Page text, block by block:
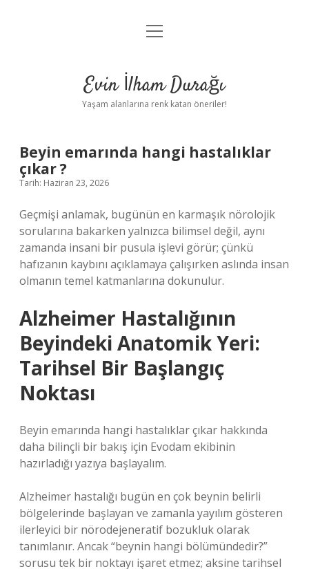
Anasayfa
Yasal Uyarı
menüyü
Evin İlham Durağı
Yaşam alanlarına renk katan öneriler!
Beyin emarında hangi hastalıklar
çıkar ?
Tarih: Haziran 23, 2026
Geçmişi anlamak, bugünün en karmaşık nörolojik
sorularına bakarken yalnızca bilimsel değil, aynı
zamanda insani bir pusula işlevi görür; çünkü
hafızanın kaybını açıklamaya çalışırken aslında insan
olmanın temel katmanlarına dokunulur.
Alzheimer Hastalığının
Beyindeki Anatomik Yeri:
Tarihsel Bir Başlangıç
Noktası
Beyin emarında hangi hastalıklar çıkar hakkında
daha bilinçli bir bakış için Evodam ekibinin
hazırladığı yazıya başlayalım.
Alzheimer hastalığı bugün en çok beynin belirli
bölgelerinde başlayan ve zamanla yayılım gösteren
ilerleyici bir nörodejeneratif bozukluk olarak
tanımlanır. Ancak “beynin hangi bölümündedir?”
sorusu tek bir noktayı işaret etmez; aksine tarihsel